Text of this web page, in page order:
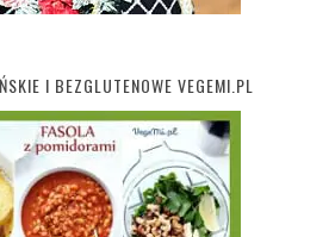
I BEZGLUTENOWE VEGEMI.PL